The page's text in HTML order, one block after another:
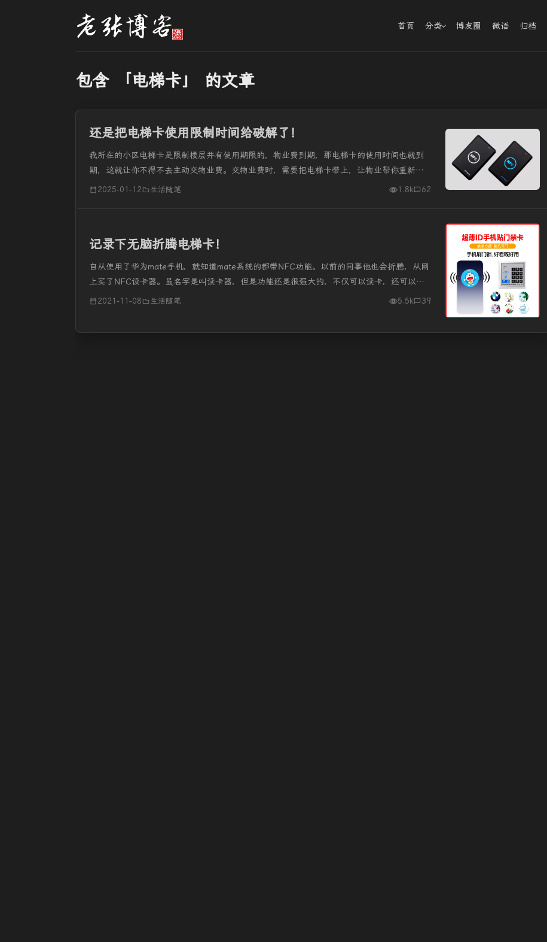
首页 分类 博友圈 微语 归档
包含 「电梯卡」 的文章
还是把电梯卡使用限制时间给破解了！
我所在的小区电梯卡是限制楼层并有使用期限的，物业费到期，那电梯卡的使用时间也就到
期，这就让你不得不去主动交物业费。交物业费时，需要把电梯卡带上，让物业帮你重新写
卡。而我家从来不用实体电梯卡，携带不方便，都是写到手机NFC卡里，而孩子们我...
2025-01-12 生活随笔 1.8k 62
记录下无脑折腾电梯卡！
自从使用了华为mate手机，就知道mate系统的都带NFC功能。以前的同事他也会折腾，从网
上买了NFC读卡器。虽名字是叫读卡器，但是功能还是很强大的，不仅可以读卡，还可以解
码，还可以写卡。华为mate手机用了好几年了，但是从来没有折腾过...
2021-11-08 生活随笔 5.5k 39